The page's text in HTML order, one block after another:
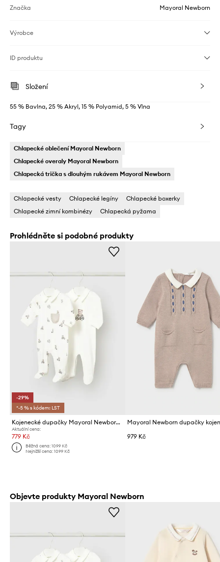
Značka Mayoral Newborn
Výrobce
ID produktu
Složení
55 % Bavlna, 25 % Akryl, 15 % Polyamid, 5 % Vlna
Tagy
Chlapecké oblečení Mayoral Newborn
Chlapecké overaly Mayoral Newborn
Chlapecká trička s dlouhým rukávem Mayoral Newborn
Chlapecké vesty Chlapecké legíny
Chlapecké boxerky
Chlapecké zimní kombinézy
Chlapecká pyžama
Prohlédněte si podobné produkty
-29%
*-5 % s kódem: LST
Kojenecké dupačky Mayoral Newborn 2-pack
Aktuální cena:
779 Kč
Běžná cena:1099 Kč
Nejnižší cena:1099 Kč
979 Kč
Objevte produkty Mayoral Newborn